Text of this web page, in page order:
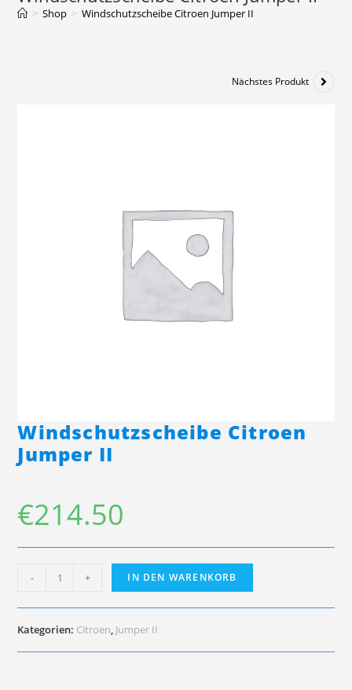
> Shop > Windschutzscheibe Citroen Jumper II
Nächstes Produkt
Windschutzscheibe Citroen
Jumper II
€214.50
Citroen
II
- + IN DEN WARENKORB
Kategorien: Citroen, Jumper II